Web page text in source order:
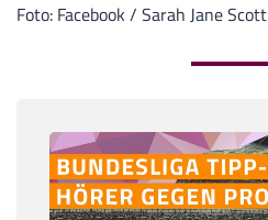
Foto: Facebook / Sarah Jane Scott